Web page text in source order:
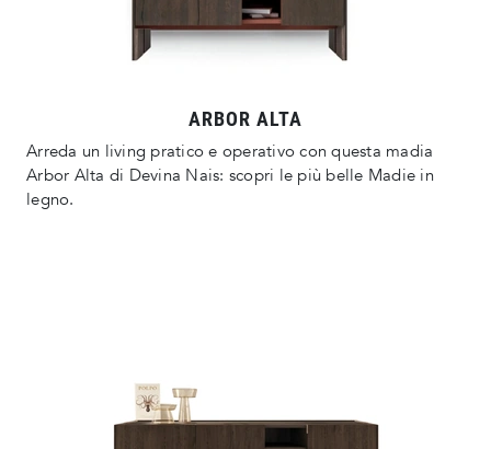
ARBOR ALTA
Arreda un living pratico e operativo con questa madia
Arbor Alta di Devina Nais: scopri le più belle Madie in
legno.